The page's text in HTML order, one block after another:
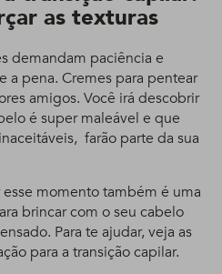
as texturas
demandam paciência e
a pena. Cremes para pentear
amigos. Você irá descobrir
é super maleável e que
farão parte da sua
momento também é uma
brincar com o seu cabelo
Para te ajudar, veja as
para a transição capilar.